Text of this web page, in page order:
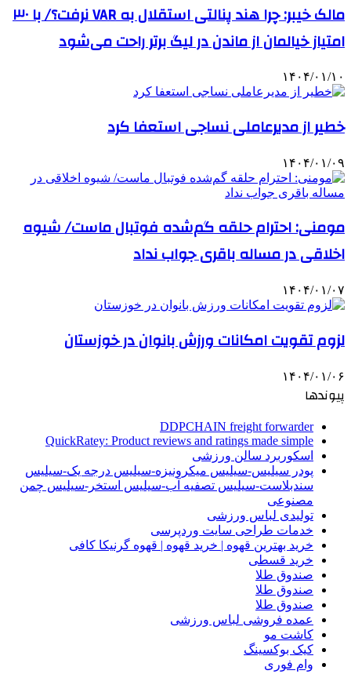
مالک خیبر: چرا هند پنالتی استقلال به VAR نرفت؟/ با ۳۰
امتیاز خیالمان از ماندن در لیگ برتر راحت می‌شود
۱۴۰۴/۰۱/۱۰
خطیر از مدیرعاملی نساجی استعفا کرد
۱۴۰۴/۰۱/۰۹
مومنی: احترام حلقه گم‌شده فوتبال ماست/ شیوه
اخلاقی در مساله باقری جواب نداد
۱۴۰۴/۰۱/۰۷
لزوم تقویت امکانات ورزش بانوان در خوزستان
۱۴۰۴/۰۱/۰۶
پیوندها
DDPCHAIN freight forwarder
QuickRatey: Product reviews and ratings made simple
اسکوربرد سالن ورزشی
پودر سیلیس-سیلیس میکرونیزه-سیلیس درجه یک-سیلیس
سندبلاست-سیلیس تصفیه آب-سیلیس استخر-سیلیس چمن
مصنوعی
تولیدی لباس ورزشی
خدمات طراحی سایت وردپرسی
خرید بهترین قهوه | خرید قهوه | قهوه گرنیکا کافی
خرید قسطی
صندوق طلا
صندوق طلا
صندوق طلا
عمده فروشی لباس ورزشی
کاشت مو
کیک بوکسینگ
وام فوری